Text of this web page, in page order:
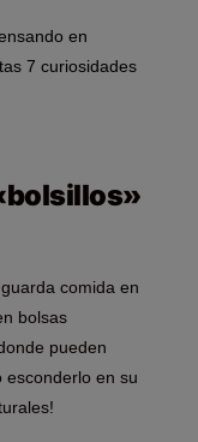
en
7 curiosidades
comida en
bolsas
pueden
en su